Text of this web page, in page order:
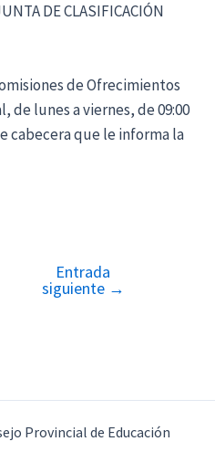
DE CLASIFICACIÓN
de Ofrecimientos
de lunes a viernes, de 09:00
cabecera que le informa la
Entrada
siguiente →
Provincial de Educación